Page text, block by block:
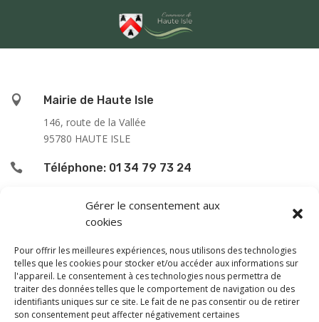
Gérer le consentement aux
cookies
Pour offrir les meilleures expériences, nous utilisons des technologies
telles que les cookies pour stocker et/ou accéder aux informations sur
l'appareil. Le consentement à ces technologies nous permettra de
traiter des données telles que le comportement de navigation ou des
identifiants uniques sur ce site. Le fait de ne pas consentir ou de retirer
son consentement peut affecter négativement certaines

Mairie de Haute Isle
146, route de la Vallée
95780 HAUTE ISLE
 Téléphone: 01 34 79 73 24
L’accueil du public se fait :
le lundi de 9h00 à 12h00
le jeudi de 13h00 à 16h00
le samedi de 9h00 à 12h00
En dehors de ces horaires, une permanence téléphonique
est assurée le vendredi de 13 à 16 h, sauf les samedi